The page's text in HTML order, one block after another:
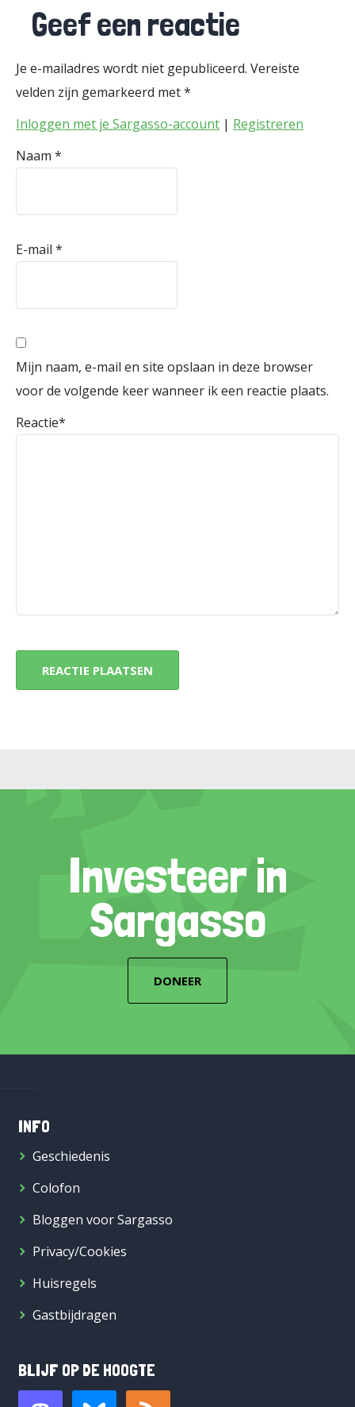
Geef een reactie
Je e-mailadres wordt niet gepubliceerd. Vereiste
velden zijn gemarkeerd met*
Inloggen met je Sargasso-account | Registreren
Naam *
E-mail *
Mijn naam, e-mail en site opslaan in deze browser
voor de volgende keer wanneer ik een reactie plaats.
Reactie*
Investeer in
Sargasso
DONEER
INFO
Geschiedenis
Colofon
Bloggen voor Sargasso
Privacy/Cookies
Huisregels
Gastbijdragen
BLIJF OP DE HOOGTE